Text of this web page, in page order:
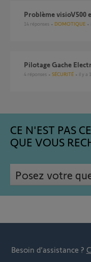
Problème
14 réponses DOMOTIQUE
Pilotage Gache
4 réponses SÉCURITÉ il y
CE N'EST PAS CE
QUE VOUS
Posez votre
Besoin d’assistance ?